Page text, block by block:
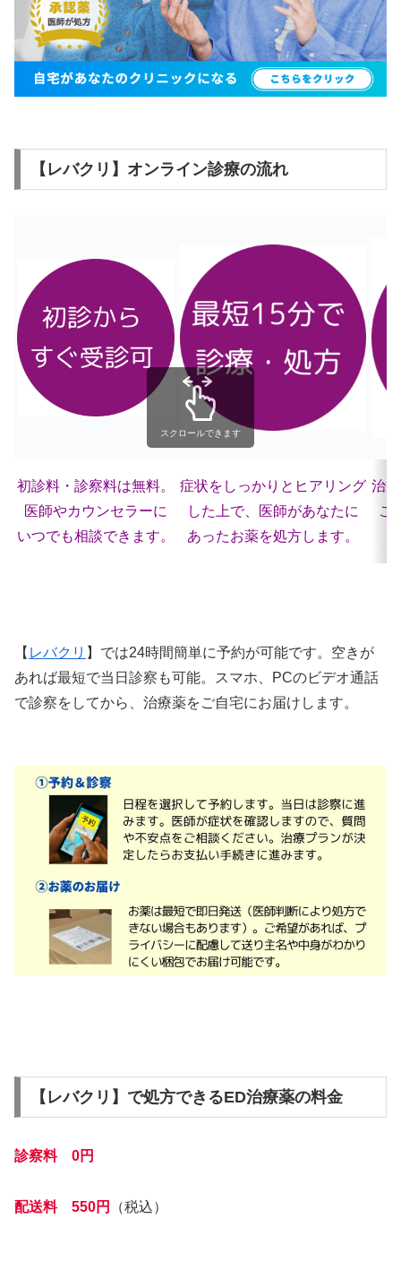
【レバクリ】オンライン診療の流れ
初診料・診察料は無料。
医師やカウンセラーに
いつでも相談できます。
症状をしっかりとヒアリング
した上で、医師があなたに
あったお薬を処方します。
治
ご
スクロールできます
【 レバクリ 】では24時間簡単に予約が可能です。空きが
あれば最短で当日診察も可能。スマホ、PCのビデオ通話
で診察をしてから、治療薬をご自宅にお届けします。
【レバクリ】で処方できるED治療薬の料金
診察料 0円
配送料 550円 （税込）